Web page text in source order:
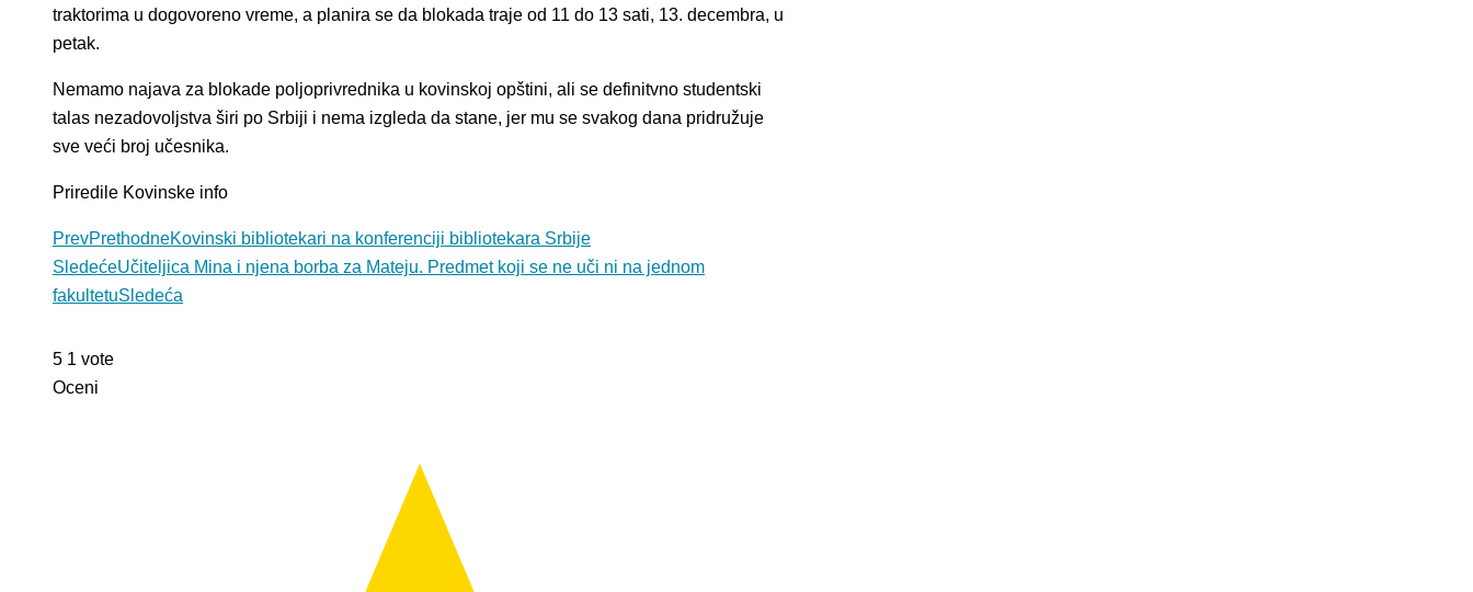
traktorima u dogovoreno vreme, a planira se da blokada traje od 11 do 13 sati, 13. decembra, u
petak.
Nemamo najava za blokade poljoprivrednika u kovinskoj opštini, ali se definitvno studentski
talas nezadovoljstva širi po Srbiji i nema izgleda da stane, jer mu se svakog dana pridružuje
sve veći broj učesnika.
Priredile Kovinske info
PrevPrethodneKovinski bibliotekari na konferenciji bibliotekara Srbije
SledećeUčiteljica Mina i njena borba za Mateju. Predmet koji se ne uči ni na jednom
fakultetuSledeća
5 1 vote
Oceni